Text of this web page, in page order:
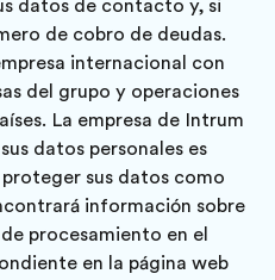
datos de contacto y, si
de cobro de deudas.
internacional con
del grupo y operaciones
La empresa de Intrum
datos personales es
proteger sus datos como
información sobre
procesamiento en el
en la página web